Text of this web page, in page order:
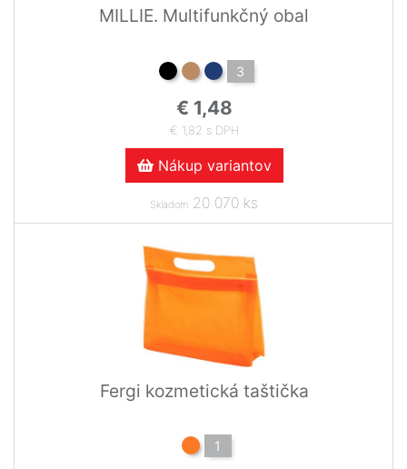
MILLIE. Multifunkčný obal
3
€ 1,48
€ 1,82 s DPH
Nákup variantov
Skladom 20 070 ks
Fergi kozmetická taštička
1